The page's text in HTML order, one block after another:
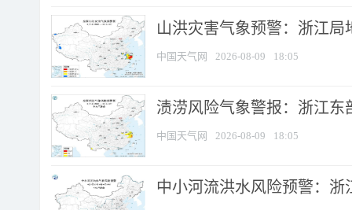
山洪灾害气象预警：浙江
中国天气网 2026-08-09 18:05
渍涝风险气象警报：浙江
中国天气网 2026-08-09 18:05
中小河流洪水风险预警：